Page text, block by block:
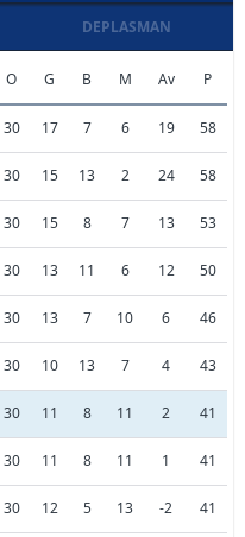
DEPLASMAN
O G B M Av P
30 17 7 6 19 58
30 15 13 2 24 58
30 15 8 7 13 53
30 13 11 6 12 50
30 13 7 10 6 46
30 10 13 7 4 43
30 11 8 11 2 41
30 11 8 11 1 41
30 12 5 13 -2 41